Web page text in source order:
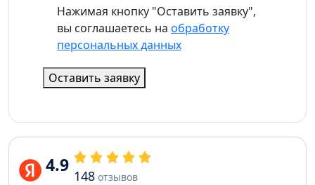
Нажимая кнопку "Оставить заявку",
вы соглашаетесь на обработку
персональных данных
Оставить заявку
4.9 148 отзывов